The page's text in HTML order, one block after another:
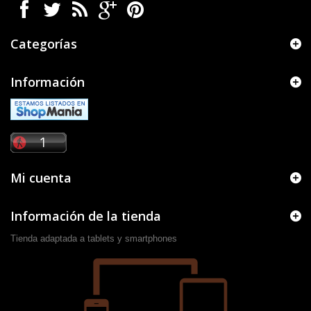
Categorías
Información
Mi cuenta
Información de la tienda
Tienda adaptada a tablets y smartphones